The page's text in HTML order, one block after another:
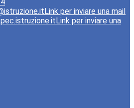
Link per inviare una mail
Link per inviare una